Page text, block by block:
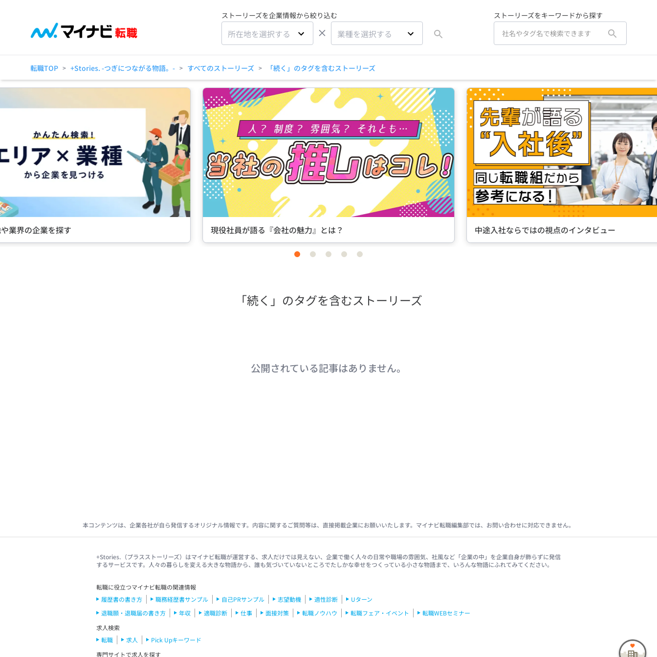
ストーリーズを企業情報から絞り込む
所在地を選択する × 業種を選択する
ストーリーズをキーワードから探す
転職TOP > +Stories. -つぎにつながる物語。- > すべてのストーリーズ > 「続く」のタグを含むストーリーズ
業界の企業を探す 現役社員が語る『会社の魅力』とは？ 中途入社ならではの視点のインタビュー
item item item item item
「続く」のタグを含むストーリーズ
公開されている記事はありません。
本コンテンツは、企業各社が自ら発信するオリジナル情報です。内容に関するご質問等は、直接掲載企業にお願いいたします。マイナビ転職編集部では、お問い合わせに対応できません。
+Stories.（プラスストーリーズ）はマイナビ転職が運営する、求人だけでは見えない、企業で働く人々の日常や職場の雰囲気、社風など「企業の中」を企業自身が飾らずに発信
するサービスです。人々の暮らしを変える大きな物語から、誰も気づいていないところでたしかな幸せをつくっている小さな物語まで、いろんな物語にふれてみてください。
転職に役立つマイナビ転職の関連情報
履歴書の書き方
職務経歴書サンプル 自己PRサンプル 志望動機 適性診断
Uターン
退職願・退職届の書き方
年収 適職診断 仕事 面接対策 転職ノウハウ 転職フェア・イベント
転職WEBセミナー
求人検索
転職
求人
Pick Upキーワード
専門サイトで求人を探す